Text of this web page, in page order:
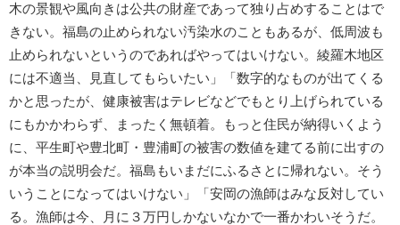
木の景観や風向きは公共の財産であって独り占めすることはで
きない。福島の止められない汚染水のこともあるが、低周波も
止められないというのであればやってはいけない。綾羅木地区
には不適当、見直してもらいたい」「数字的なものが出てくる
かと思ったが、健康被害はテレビなどでもとり上げられている
にもかかわらず、まったく無頓着。もっと住民が納得いくよう
に、平生町や豊北町・豊浦町の被害の数値を建てる前に出すの
が本当の説明会だ。福島もいまだにふるさとに帰れない。そう
いうことになってはいけない」「安岡の漁師はみな反対してい
る。漁師は今、月に３万円しかないなかで一番かわいそうだ。